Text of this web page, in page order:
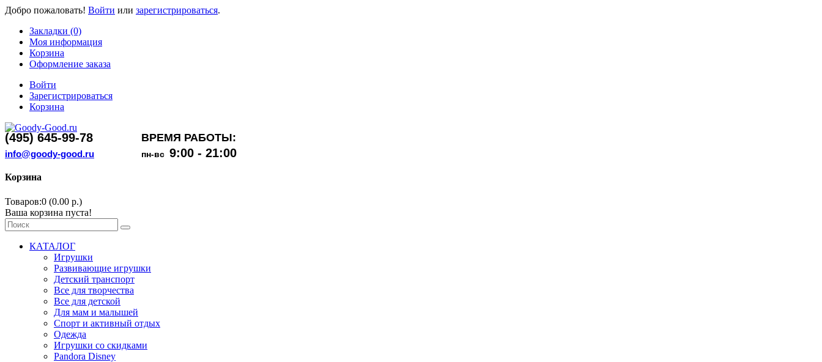
Добро пожаловать! Войти или зарегистрироваться.
Закладки (0)
Моя информация
Корзина
Оформление заказа
Войти
Зарегистрироваться
Корзина
(495) 645-99-78 ВРЕМЯ РАБОТЫ:
info@goody-good.ru пн-вс 9:00 - 21:00
Корзина
Товаров:0 (0.00 р.)
Ваша корзина пуста!
КАТАЛОГ
Игрушки
Развивающие игрушки
Детский транспорт
Все для творчества
Все для детской
Для мам и малышей
Спорт и активный отдых
Одежда
Игрушки со скидками
Pandora Disney